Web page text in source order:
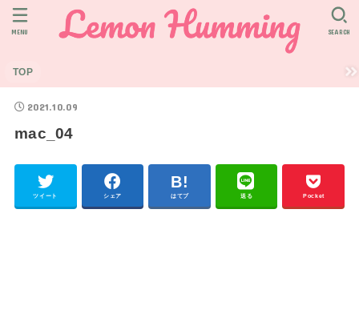
TOP
SEARCH
MENU
2021.10.09
mac_04
ツイート シェア はてブ 送る Pocket